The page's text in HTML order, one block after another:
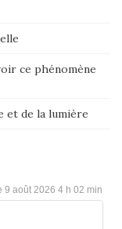
ce phénomène
et de la lumière
9 août 2026 4 h 02 min